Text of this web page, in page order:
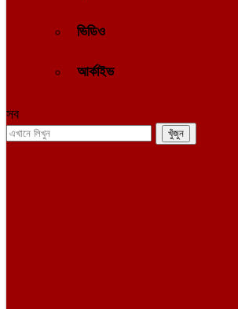
ভিডিও
আর্কাইভ
সব